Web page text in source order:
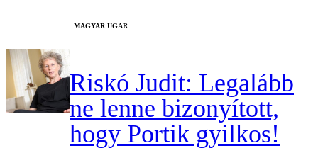
MAGYAR UGAR
Riskó Judit: Legalább
ne lenne bizonyított,
hogy Portik gyilkos!